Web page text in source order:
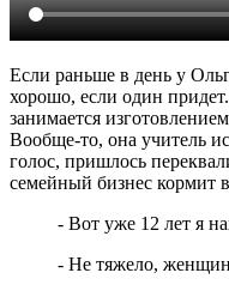
Если раньше в день у
хорошо, если один
занимается
Вообще-то, она учитель
голос, пришлось
семейный бизнес кормит
- Вот уже 12 лет я
- Не тяжело,